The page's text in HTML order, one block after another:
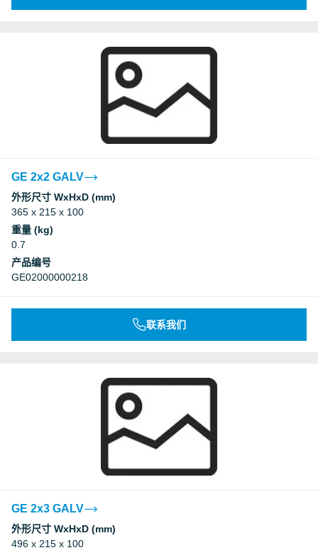
GE 2x2 GALV
外形尺寸 WxHxD (mm)
365 x 215 x 100
重量 (kg)
0.7
产品编号
GE02000000218
联系我们
GE 2x3 GALV
外形尺寸 WxHxD (mm)
496 x 215 x 100